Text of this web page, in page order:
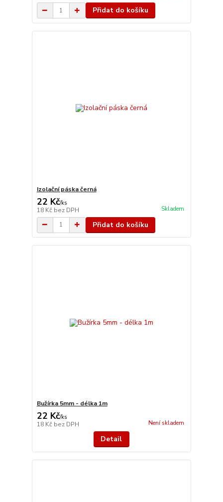
Přidat do košíku
Izolační páska černá
22 Kč/ks
18 Kč bez DPH Skladem
Přidat do košíku
Bužírka 5mm - délka 1m
22 Kč/ks
18 Kč bez DPH Není skladem
Detail